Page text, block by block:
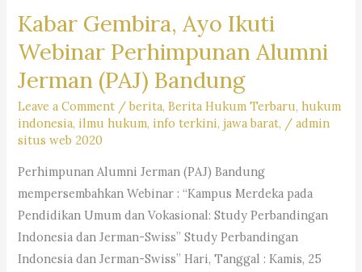
Nyalakan
Motor
Siang
Hari
Ditolak
Mahkamah
Konsitusi
Kabar Gembira, Ayo Ikuti
Webinar Perhimpunan Alumni
Jerman (PAJ) Bandung
Leave a Comment /berita,Berita Hukum Terbaru,hukum
indonesia, ilmu hukum, info terkini,jawa barat, /admin
situs web 2020
Perhimpunan Alumni Jerman (PAJ) Bandung
mempersembahkan Webinar : “Kampus Merdeka pada
Pendidikan Umum dan Vokasional: Study Perbandingan
Indonesia dan Jerman-Swiss” Study Perbandingan
Indonesia dan Jerman-Swiss” Hari, Tanggal : Kamis, 25